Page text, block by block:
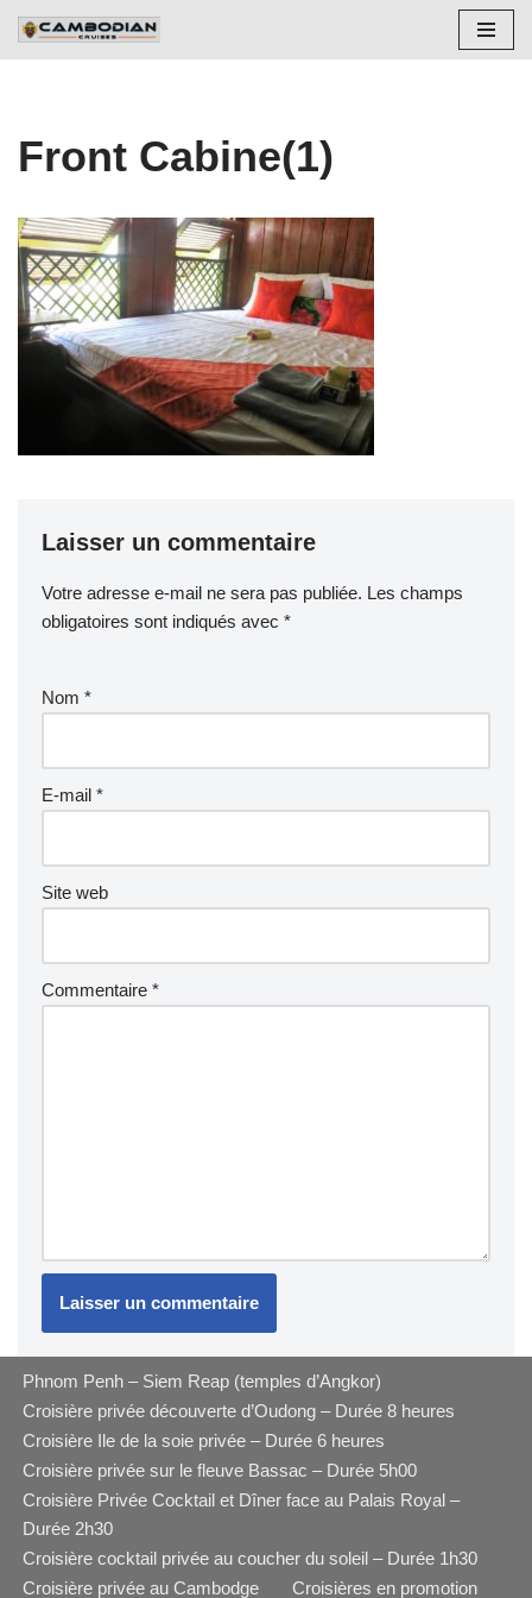
Aller
Front Cabine(1)
Laisser un commentaire
Votre adresse e-mail ne sera pas publiée. Les champs
obligatoires sont indiqués avec *
Nom *
E-mail *
Site web
Commentaire *
Phnom Penh – Siem Reap (temples d’Angkor)
Croisière privée découverte d’Oudong – Durée 8 heures
Croisière Ile de la soie privée – Durée 6 heures
Croisière privée sur le fleuve Bassac – Durée 5h00
Croisière Privée Cocktail et Dîner face au Palais Royal –
Durée 2h30
Croisière cocktail privée au coucher du soleil – Durée 1h30
Croisière privée au Cambodge
Croisières en promotion